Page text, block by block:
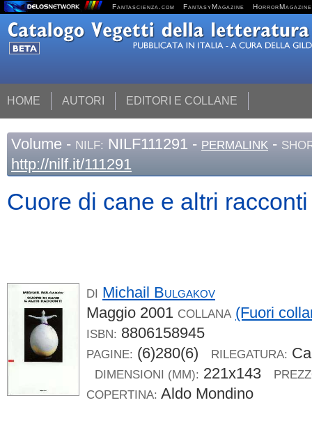
Fantascienza.com FantasyMagazine HorrorMagazine
HOME AUTORI EDITORI E COLLANE
Volume - NILF: NILF111291 - PERMALINK -
http://nilf.it/111291
Cuore di cane e altri racconti
DI Michail Bulgakov
Maggio 2001 COLLANA (Fuori
ISBN: 8806158945
PAGINE: (6)280(6) RILEGATURA:
DIMENSIONI (MM): 221x143
COPERTINA: Aldo Mondino